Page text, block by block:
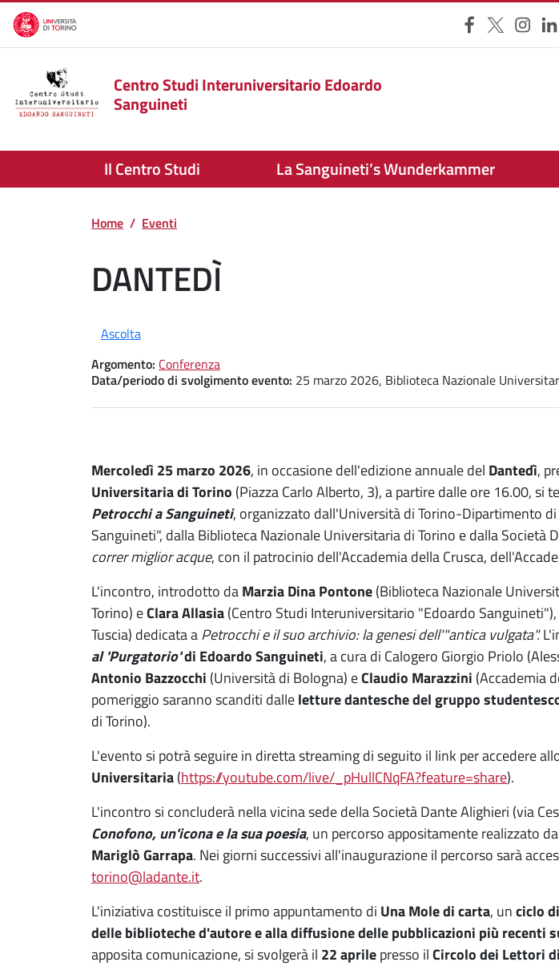
Salta al contenuto principale
Facebook
X
Centro Studi Interuniversitario Edoardo
Sanguineti
Il Centro Studi La Sanguineti’s Wunderkammer
Home Eventi
DANTEDÌ
Ascolta
Argomento: Conferenza
Data/periodo di svolgimento evento: 25 marzo 2026, Biblioteca Nazionale
Mercoledì 25 marzo 2026, in occasione dell'edizione annuale del Dantedì,
Universitaria di Torino (Piazza Carlo Alberto, 3), a partire dalle ore 16.00, si
Petrocchi a Sanguineti, organizzato dall'Università di Torino-Dipartimento
Sanguineti", dalla Biblioteca Nazionale Universitaria di Torino e dalla
correr miglior acque, con il patrocinio dell'Accademia della Crusca,
L'incontro, introdotto daMarzia Dina Pontone(Biblioteca Nazionale
Torino) eClara Allasia(Centro Studi Interuniversitario "Edoardo
Tuscia) dedicata aPetrocchi e il suo archivio: la genesi dell'"antica vulgata".
al 'Purgatorio'di Edoardo Sanguineti, a cura di Calogero Giorgio Priolo
Antonio Bazzocchi (Università di Bologna) eClaudio Marazzini (Accademia
pomeriggio saranno scanditi dalleletture dantesche del gruppo
di Torino).
L'evento si potrà seguire in diretta streaming di seguito il link per accedere
Universitaria(https://youtube.com/live/_pHullCNqFA?feature=share).
L'incontro si concluderà nella vicina sede della Società Dante Alighieri (via
Conofono, un'icona e la sua poesia, un percorso appositamente realizzato
Mariglò Garrapa. Nei giorni successivi all'inaugurazione il percorso sarà
torino@ladante.it.
L'iniziativa costituisce il primo appuntamento di Una Mole di carta, unciclo
delle biblioteche d'autoree alla diffusione delle pubblicazioni più recenti
apposita comunicazione, si svolgerà il 22 aprilepresso ilCircolo dei Lettori